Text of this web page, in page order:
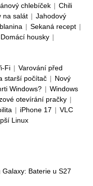
chlebíček | Chili
na salát | Jahodový
| Sekaná recept |
Domácí housky |
Fi | Varování před
starší počítač | Nový
Windows? | Windows
otevírání pračky |
| iPhone 17 | VLC
Linux
Baterie u S27